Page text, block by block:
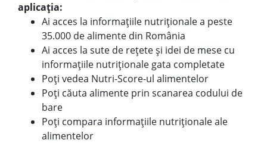
aplicația:
Ai acces la informațiile nutriționale a peste
35.000 de alimente din România
Ai acces la sute de rețete și idei de mese cu
informațiile nutriționale gata completate
Poți vedea Nutri-Score-ul alimentelor
Poți căuta alimente prin scanarea codului de
bare
Poți compara informațiile nutriționale ale
alimentelor